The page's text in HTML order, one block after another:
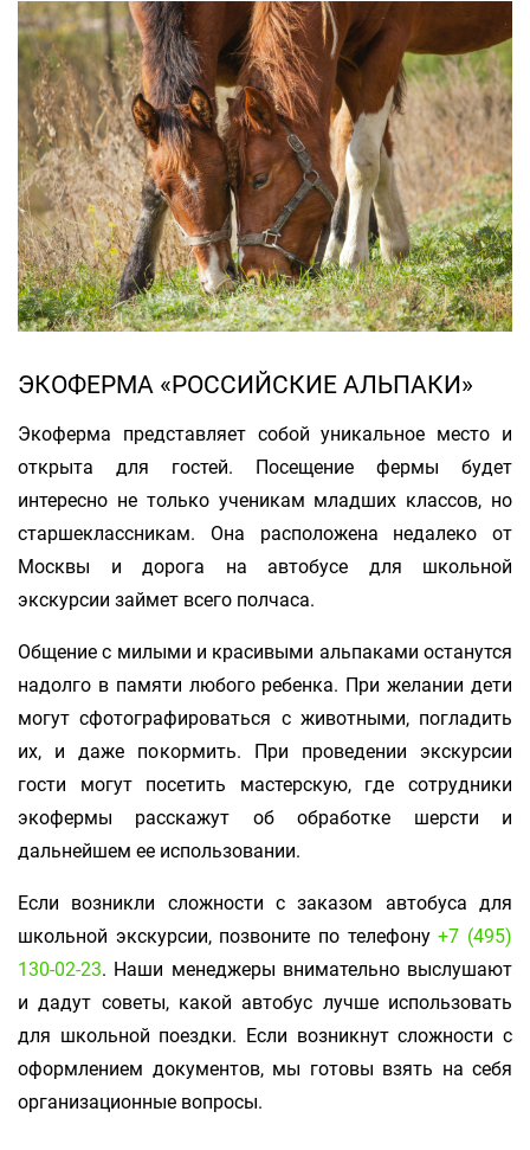
ЭКОФЕРМА «РОССИЙСКИЕ АЛЬПАКИ»
Экоферма представляет собой уникальное место и
открыта для гостей. Посещение фермы будет
интересно не только ученикам младших классов, но
старшеклассникам. Она расположена недалеко от
Москвы и дорога на автобусе для школьной
экскурсии займет всего полчаса.
Общение с милыми и красивыми альпаками останутся
надолго в памяти любого ребенка. При желании дети
могут сфотографироваться с животными, погладить
их, и даже покормить. При проведении экскурсии
гости могут посетить мастерскую, где сотрудники
экофермы расскажут об обработке шерсти и
дальнейшем ее использовании.
Если возникли сложности с заказом автобуса для
школьной экскурсии, позвоните по телефону+7 (495)
130-02-23. Наши менеджеры внимательно выслушают
и дадут советы, какой автобус лучше использовать
для школьной поездки. Если возникнут сложности с
оформлением документов, мы готовы взять на себя
организационные вопросы.